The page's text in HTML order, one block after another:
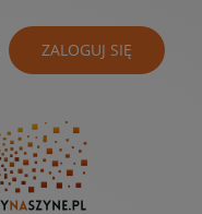
ZALOGUJ SIĘ